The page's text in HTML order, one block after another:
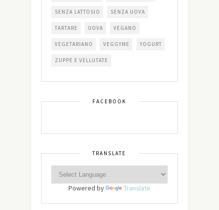
SENZA LATTOSIO SENZA UOVA
TARTARE UOVA VEGANO
VEGETARIANO VEGGYME YOGURT
ZUPPE E VELLUTATE
FACEBOOK
TRANSLATE
Powered by Translate